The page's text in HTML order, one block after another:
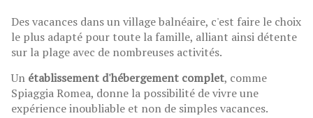
Des vacances dans un village balnéaire, c'est faire le choix
le plus adapté pour toute la famille, alliant ainsi détente
sur la plage avec de nombreuses activités.
Un établissement d'hébergement complet, comme
Spiaggia Romea, donne la possibilité de vivre une
expérience inoubliable et non de simples vacances.